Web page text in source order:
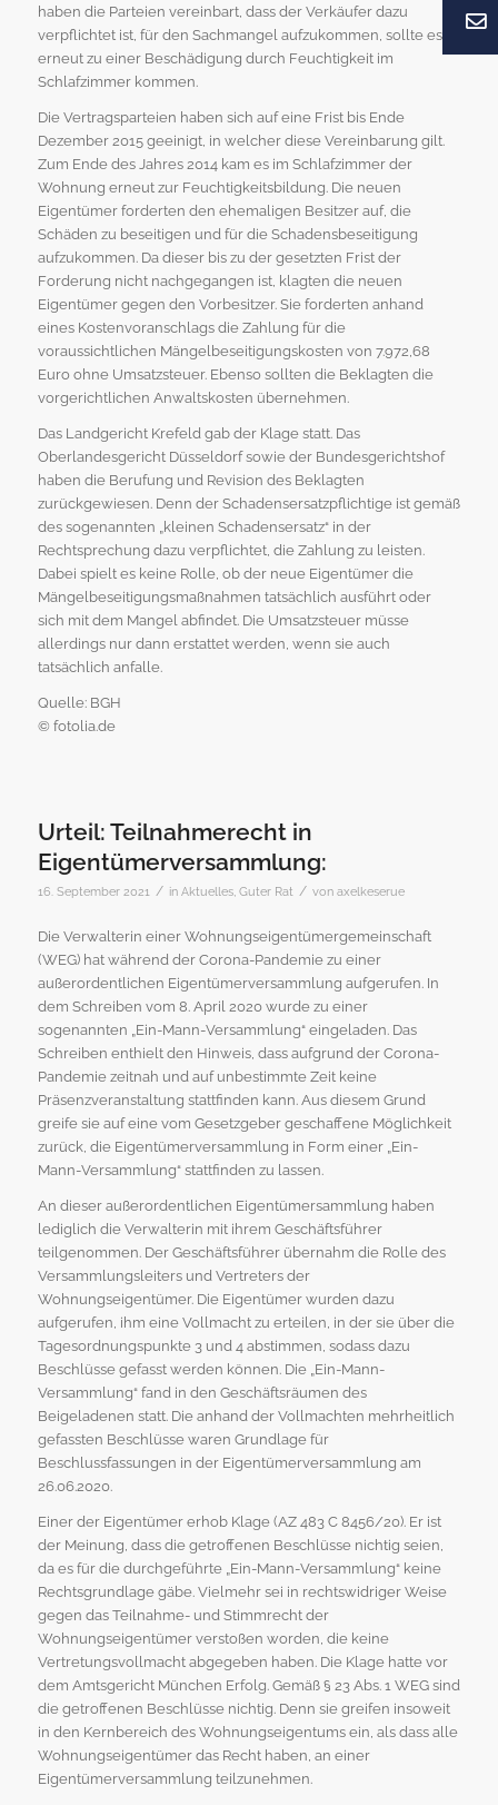
haben die Parteien vereinbart, dass der Verkäufer dazu
verpflichtet ist, für den Sachmangel aufzukommen, sollte es
erneut zu einer Beschädigung durch Feuchtigkeit im
Schlafzimmer kommen.
Die Vertragsparteien haben sich auf eine Frist bis Ende
Dezember 2015 geeinigt, in welcher diese Vereinbarung gilt.
Zum Ende des Jahres 2014 kam es im Schlafzimmer der
Wohnung erneut zur Feuchtigkeitsbildung. Die neuen
Eigentümer forderten den ehemaligen Besitzer auf, die
Schäden zu beseitigen und für die Schadensbeseitigung
aufzukommen. Da dieser bis zu der gesetzten Frist der
Forderung nicht nachgegangen ist, klagten die neuen
Eigentümer gegen den Vorbesitzer. Sie forderten anhand
eines Kostenvoranschlags die Zahlung für die
voraussichtlichen Mängelbeseitigungskosten von 7.972,68
Euro ohne Umsatzsteuer. Ebenso sollten die Beklagten die
vorgerichtlichen Anwaltskosten übernehmen.
Das Landgericht Krefeld gab der Klage statt. Das
Oberlandesgericht Düsseldorf sowie der Bundesgerichtshof
haben die Berufung und Revision des Beklagten
zurückgewiesen. Denn der Schadensersatzpflichtige ist gemäß
des sogenannten „kleinen Schadensersatz“ in der
Rechtsprechung dazu verpflichtet, die Zahlung zu leisten.
Dabei spielt es keine Rolle, ob der neue Eigentümer die
Mängelbeseitigungsmaßnahmen tatsächlich ausführt oder
sich mit dem Mangel abfindet. Die Umsatzsteuer müsse
allerdings nur dann erstattet werden, wenn sie auch
tatsächlich anfalle.
Quelle: BGH
© fotolia.de
Urteil: Teilnahmerecht in
Eigentümerversammlung:
16. September 2021 / in Aktuelles, Guter Rat / von axelkeserue
Die Verwalterin einer Wohnungseigentümergemeinschaft
(WEG) hat während der Corona-Pandemie zu einer
außerordentlichen Eigentümerversammlung aufgerufen. In
dem Schreiben vom 8. April 2020 wurde zu einer
sogenannten „Ein-Mann-Versammlung“ eingeladen. Das
Schreiben enthielt den Hinweis, dass aufgrund der Corona-
Pandemie zeitnah und auf unbestimmte Zeit keine
Präsenzveranstaltung stattfinden kann. Aus diesem Grund
greife sie auf eine vom Gesetzgeber geschaffene Möglichkeit
zurück, die Eigentümerversammlung in Form einer „Ein-
Mann-Versammlung“ stattfinden zu lassen.
An dieser außerordentlichen Eigentümersammlung haben
lediglich die Verwalterin mit ihrem Geschäftsführer
teilgenommen. Der Geschäftsführer übernahm die Rolle des
Versammlungsleiters und Vertreters der
Wohnungseigentümer. Die Eigentümer wurden dazu
aufgerufen, ihm eine Vollmacht zu erteilen, in der sie über die
Tagesordnungspunkte 3 und 4 abstimmen, sodass dazu
Beschlüsse gefasst werden können. Die „Ein-Mann-
Versammlung“ fand in den Geschäftsräumen des
Beigeladenen statt. Die anhand der Vollmachten mehrheitlich
gefassten Beschlüsse waren Grundlage für
Beschlussfassungen in der Eigentümerversammlung am
26.06.2020.
Einer der Eigentümer erhob Klage (AZ 483 C 8456/20). Er ist
der Meinung, dass die getroffenen Beschlüsse nichtig seien,
da es für die durchgeführte „Ein-Mann-Versammlung“ keine
Rechtsgrundlage gäbe. Vielmehr sei in rechtswidriger Weise
gegen das Teilnahme- und Stimmrecht der
Wohnungseigentümer verstoßen worden, die keine
Vertretungsvollmacht abgegeben haben. Die Klage hatte vor
dem Amtsgericht München Erfolg. Gemäß § 23 Abs. 1 WEG sind
die getroffenen Beschlüsse nichtig. Denn sie greifen insoweit
in den Kernbereich des Wohnungseigentums ein, als dass alle
Wohnungseigentümer das Recht haben, an einer
Eigentümerversammlung teilzunehmen.